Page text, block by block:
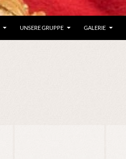
UNSERE GRUPPE GALERIE